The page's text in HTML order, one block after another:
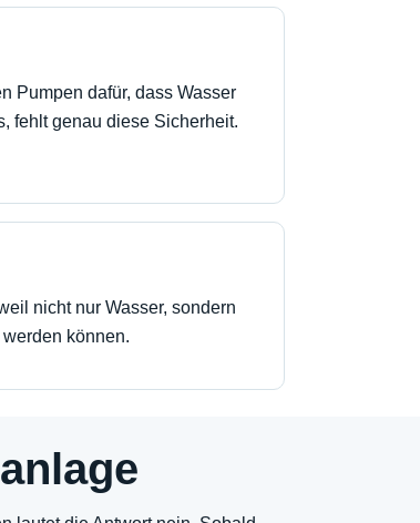
Pumpen dafür, dass Wasser
fehlt genau diese Sicherheit.
nicht nur Wasser, sondern
können.